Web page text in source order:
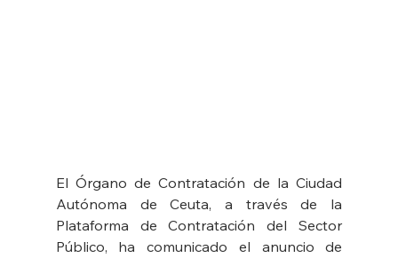
El Órgano de Contratación de la Ciudad
Autónoma de Ceuta, a través de la
Plataforma de Contratación del Sector
Público, ha comunicado el anuncio de